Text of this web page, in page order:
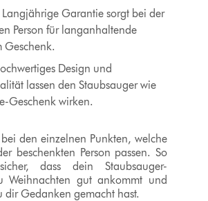
Langjährige Garantie sorgt bei der
Person für langanhaltende
Geschenk.
Design und
lassen den Staubsauger wie
Geschenk wirken.
den einzelnen Punkten, welche
beschenkten Person passen. So
dass dein Staubsauger-
Weihnachten gut ankommt und
dir Gedanken gemacht hast.